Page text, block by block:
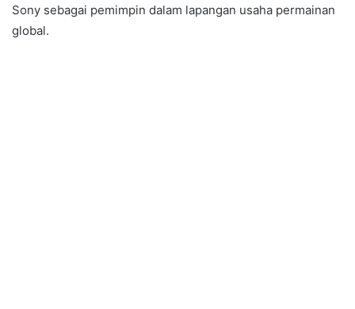
Sony sebagai pemimpin dalam lapangan usaha permainan
global.